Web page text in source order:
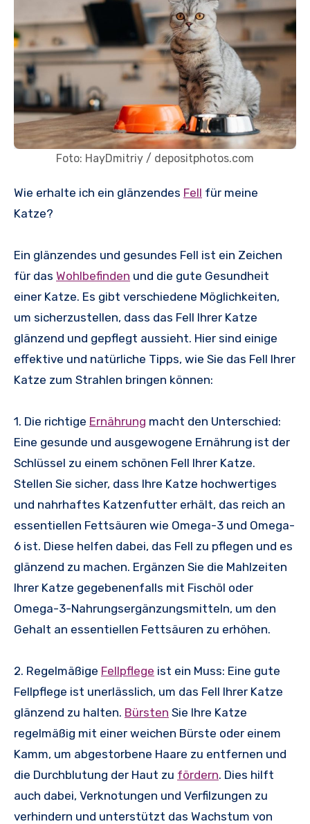
Foto: HayDmitriy / depositphotos.com
Wie erhalte ich ein glänzendes Fell für meine
Katze?
Ein glänzendes und gesundes Fell ist ein Zeichen
für das Wohlbefinden und die gute Gesundheit
einer Katze. Es gibt verschiedene Möglichkeiten,
um sicherzustellen, dass das Fell Ihrer Katze
glänzend und gepflegt aussieht. Hier sind einige
effektive und natürliche Tipps, wie Sie das Fell Ihrer
Katze zum Strahlen bringen können:
1. Die richtige Ernährung macht den Unterschied:
Eine gesunde und ausgewogene Ernährung ist der
Schlüssel zu einem schönen Fell Ihrer Katze.
Stellen Sie sicher, dass Ihre Katze hochwertiges
und nahrhaftes Katzenfutter erhält, das reich an
essentiellen Fettsäuren wie Omega-3 und Omega-
6 ist. Diese helfen dabei, das Fell zu pflegen und es
glänzend zu machen. Ergänzen Sie die Mahlzeiten
Ihrer Katze gegebenenfalls mit Fischöl oder
Omega-3-Nahrungsergänzungsmitteln, um den
Gehalt an essentiellen Fettsäuren zu erhöhen.
2. Regelmäßige Fellpflege ist ein Muss: Eine gute
Fellpflege ist unerlässlich, um das Fell Ihrer Katze
glänzend zu halten. Bürsten Sie Ihre Katze
regelmäßig mit einer weichen Bürste oder einem
Kamm, um abgestorbene Haare zu entfernen und
die Durchblutung der Haut zu fördern. Dies hilft
auch dabei, Verknotungen und Verfilzungen zu
verhindern und unterstützt das Wachstum von